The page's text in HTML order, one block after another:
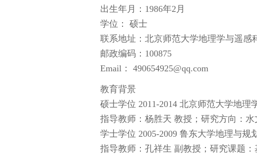
出生年月：1986年2月
学位： 硕士
联系地址：北京师范大学地理学与遥感
邮政编码：100875
Email： 490654925@qq.com
教育背景
硕士学位 2011-2014 北京师范大学地
指导教师：杨胜天 教授；研究方向：
学士学位 2005-2009 鲁东大学地理与规
指导教师：孔祥生 副教授；研究课题：